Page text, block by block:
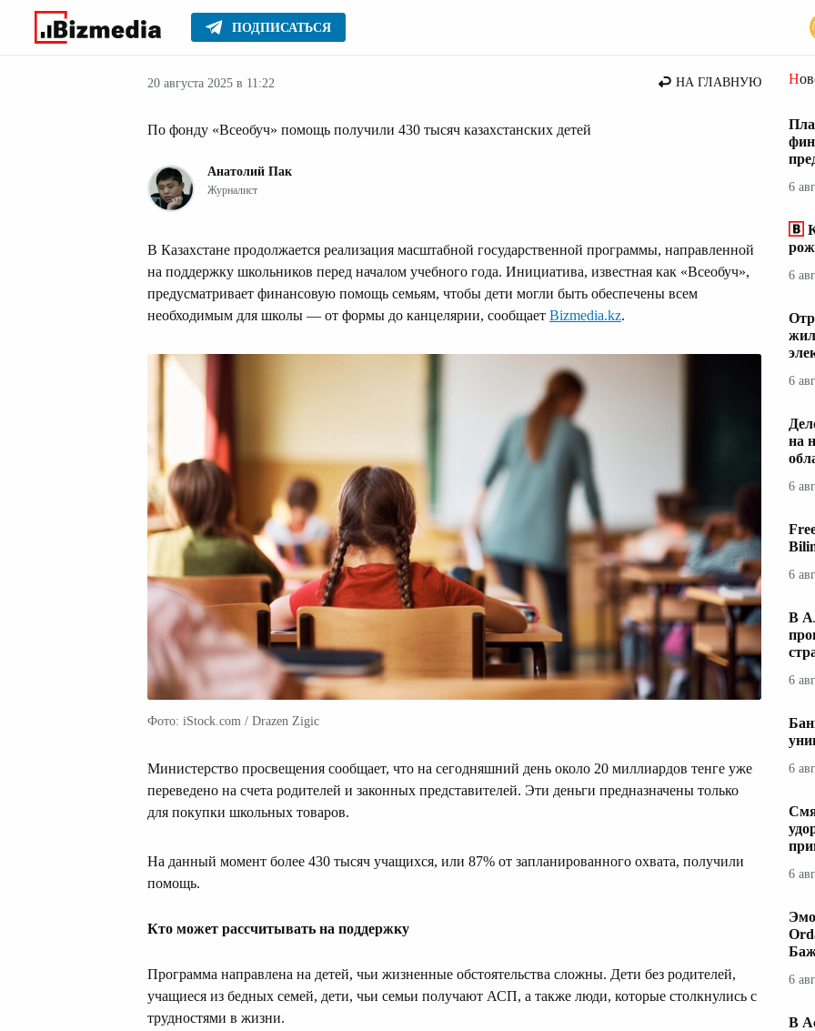
ПОДПИСАТЬСЯ
Главное Стиль жизни
20 августа 2025 в 11:22 НА ГЛАВНУЮ
По фонду «Всеобуч» помощь получили 430 тысяч казахстанских детей
Анатолий Пак
Журналист
В Казахстане продолжается реализация масштабной государственной программы, направленной
на поддержку школьников перед началом учебного года. Инициатива, известная как «Всеобуч»,
предусматривает финансовую помощь семьям, чтобы дети могли быть обеспечены всем
необходимым для школы — от формы до канцелярии, сообщает Bizmedia.kz.
Фото: iStock.com / Drazen Zigic
Министерство просвещения сообщает, что на сегодняшний день около 20 миллиардов тенге уже
переведено на счета родителей и законных представителей. Эти деньги предназначены только
для покупки школьных товаров.
На данный момент более 430 тысяч учащихся, или 87% от запланированного охвата, получили
помощь.
Кто может рассчитывать на поддержку
Программа направлена на детей, чьи жизненные обстоятельства сложны. Дети без родителей,
учащиеся из бедных семей, дети, чьи семьи получают АСП, а также люди, которые столкнулись с
трудностями в жизни.
6
6
6
на
6
6
В
6
6
6
6
В